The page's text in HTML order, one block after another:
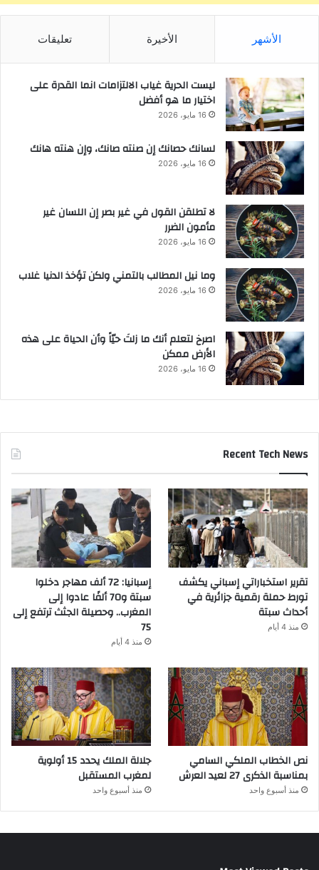
الأشهر الأخيرة تعليقات
ليست الحرية غياب الالتزامات انما القدرة على
اختيار ما هو أفضل
16 مايو، 2026
لسانك حصانك إن صنته صانك، وإن هنته هانك
16 مايو، 2026
لا تطلقن القول في غير بصر إن اللسان غير
مأمون الضرر
16 مايو، 2026
وما نيل المطالب بالتمني ولكن تؤخذ الدنيا غلاب
16 مايو، 2026
‫اصرخ لتعلم أنك ما زلتَ حيّاً وأن الحياة على هذه
الأرض ممكن
16 مايو، 2026
Recent Tech News
تقرير استخباراتي إسباني يكشف
تورط حملة رقمية جزائرية في
أحداث سبتة
منذ 4 أيام
إسبانيا: 72 ألف مهاجر دخلوا
سبتة و70 ألفًا عادوا إلى
المغرب.. وحصيلة الجثث ترتفع إلى
75
منذ 4 أيام
نص الخطاب الملكي السامي
بمناسبة الذكرى 27 لعيد العرش
منذ أسبوع واحد
جلالة الملك يحدد 15 أولوية
لمغرب المستقبل
منذ أسبوع واحد